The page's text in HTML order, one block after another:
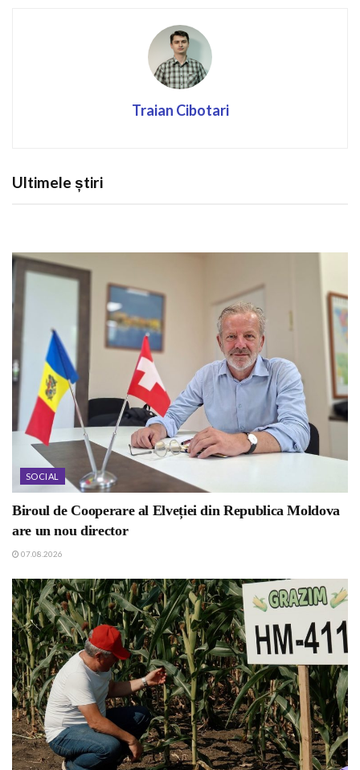
Traian Cibotari
Ultimele știri
SOCIAL
Biroul de Cooperare al Elveției din Republica Moldova
are un nou director
07.08.2026